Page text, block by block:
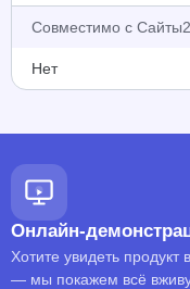
Совместимо с
Нет
Онлайн-
Хотите увидеть
— мы покажем всё